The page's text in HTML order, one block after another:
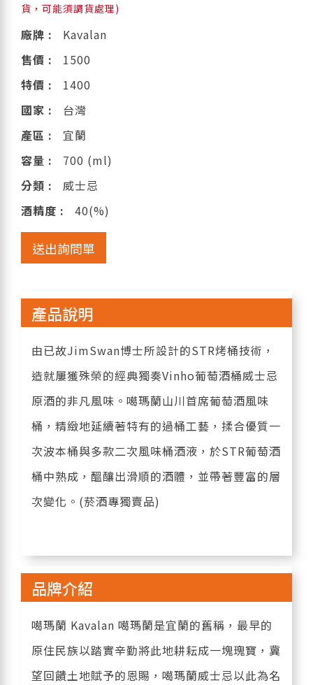
貨，可能須調貨處理)
廠牌 :
Kavalan
售價 :
1500
特價 :
1400
國家 :
台灣
產區 :
宜蘭
容量 :
700 (ml)
分類 :
威士忌
酒精度 :
40(%)
送出詢問單
產品說明
由已故JimSwan博士所設計的STR烤桶技術，
造就屢獲殊榮的經典獨奏Vinho葡萄酒桶威士忌
原酒的非凡風味。噶瑪蘭山川首席葡萄酒風味
桶，精緻地延續著特有的過桶工藝，揉合優質一
次波本桶與多款二次風味桶酒液，於STR葡萄酒
桶中熟成，醞釀出滑順的酒體，並帶著豐富的層
次變化。(菸酒專獨賣品)
品牌介紹
噶瑪蘭 Kavalan 噶瑪蘭是宜蘭的舊稱，最早的
原住民族以踏實辛勤將此地耕耘成一塊瑰寶，冀
望回饋土地賦予的恩賜，噶瑪蘭威士忌以此為名